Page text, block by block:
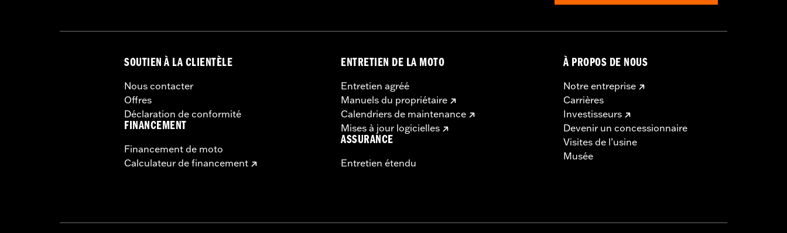
SOUTIEN À LA CLIENTÈLE
Nous contacter
Offres
Déclaration de conformité
FINANCEMENT
Financement de moto
Calculateur de financement
ENTRETIEN DE LA MOTO
Entretien agréé
Manuels du propriétaire
Calendriers de maintenance
Mises à jour logicielles
ASSURANCE
Entretien étendu
À PROPOS DE NOUS
Notre entreprise
Carrières
Investisseurs
Devenir un concessionnaire
Visites de l’usine
Musée